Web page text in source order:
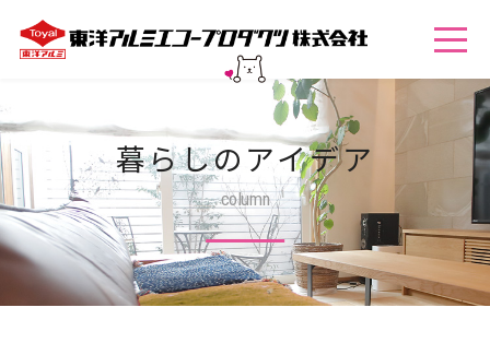
暮らしのアイデア
column